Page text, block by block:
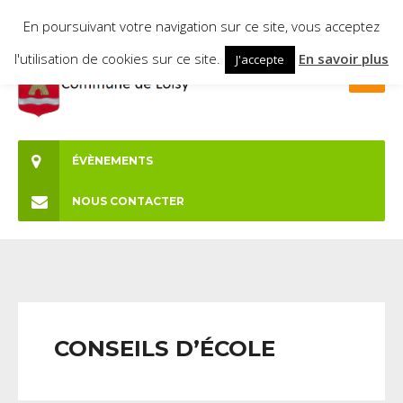
ÉVÈNEMENTS
NOUS CONTACTER
CONSEILS D’ÉCOLE
En poursuivant votre navigation sur ce site, vous acceptez
l'utilisation de cookies sur ce site.
J'accepte En savoir plus